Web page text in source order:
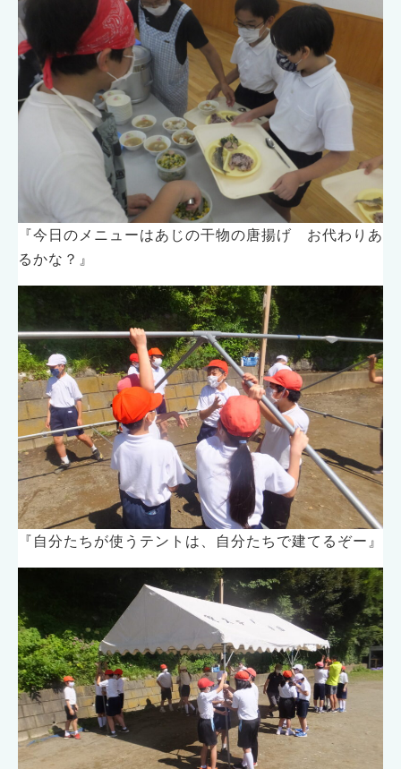
『今日のメニューはあじの干物の唐揚げ お代わりあ
るかな？』
『自分たちが使うテントは、自分たちで建てるぞー』